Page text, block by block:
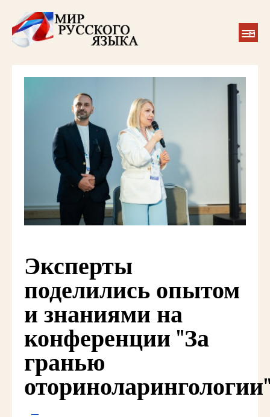
Эксперты
поделились опытом
и знаниями на
конференции "За
гранью